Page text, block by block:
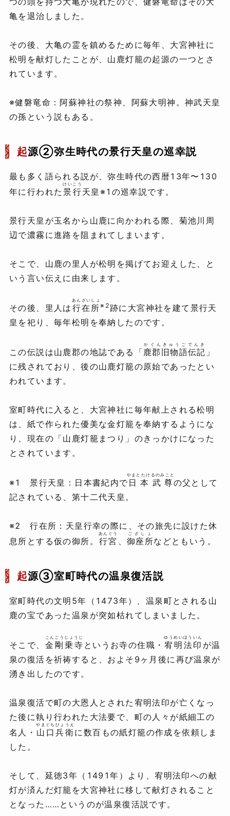
亀を退治しました。
その後、大亀の霊を鎮めるために毎年、大宮神社に
松明を献灯したことが、山鹿灯籠の起源の一つとさ
れています。
※健磐竜命：阿蘇神社の祭神、阿蘇大明神。神武天皇
の孫という説もある。
起源②弥生時代の景行天皇の巡幸説
最も多く語られる説が、弥生時代の西暦13年〜130
年に行われた 景行
けいこう
天皇※1の巡幸説です。
景行天皇が玉名から山鹿に向かわれる際、菊池川周
辺で濃霧に進路を阻まれてしまいます。
そこで、山鹿の里人が松明を掲げてお迎えした、と
いう言い伝えに由来します。
その後、里人は 行在所
あんざいしょ
※2 跡に大宮神社を建て景行天
皇を祀り、毎年松明を奉納したのです。
この伝説は山鹿郡の地誌である「 鹿郡旧物語伝記
かぐんきゅうごでんき
」
に残されており、後の山鹿灯籠の原始であったとい
われています。
室町時代に入ると、大宮神社に毎年献上される松明
は、紙で作られた優美な金灯籠を奉納するようにな
り、現在の「山鹿灯籠まつり」のきっかけになった
とされています。
※1 景行天皇：日本書紀内で日本武尊
やまとたけるのみこと
の父として
記されている、第十二代天皇。
※2 行在所：天皇行幸の際に、その旅先に設けた休
息所とする仮の御所。 行宮
あんぐう
御座所
ござしょ
などともいう。
起源③室町時代の温泉復活説
室町時代の文明5年（1473年）、温泉町とされる山
鹿の宝であった温泉が突如枯れてしまいました。
そこで、 金剛乗寺
こんごうじょうじ
というお寺の住職・ 宥明法印
ゆうめいほういん
が温
泉の復活を祈祷すると、およそ9ヶ月後に再び温泉が
湧き出したのです。
温泉復活で町の大恩人とされた宥明法印が亡くなっ
た後に執り行われた大法要で、町の人々が紙細工の
名人・ 山口兵衛
やまぐちひょうえ
に数百もの紙灯籠の作成を依頼しま
した。
そして、延徳3年（1491年）より、宥明法印への献
灯が済んだ灯籠を大宮神社に移して献灯されること
となった……というのが温泉復活説です。